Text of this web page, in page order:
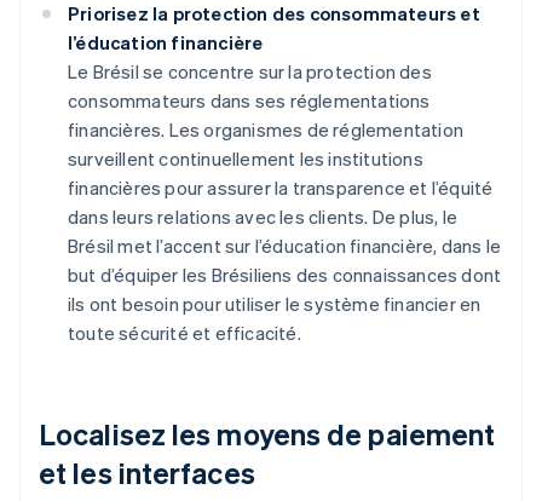
Priorisez la protection des consommateurs et
l’éducation financière
Le Brésil se concentre sur la protection des
consommateurs dans ses réglementations
financières. Les organismes de réglementation
surveillent continuellement les institutions
financières pour assurer la transparence et l’équité
dans leurs relations avec les clients. De plus, le
Brésil met l’accent sur l’éducation financière, dans le
but d’équiper les Brésiliens des connaissances dont
ils ont besoin pour utiliser le système financier en
toute sécurité et efficacité.
Localisez les moyens de paiement
et les interfaces